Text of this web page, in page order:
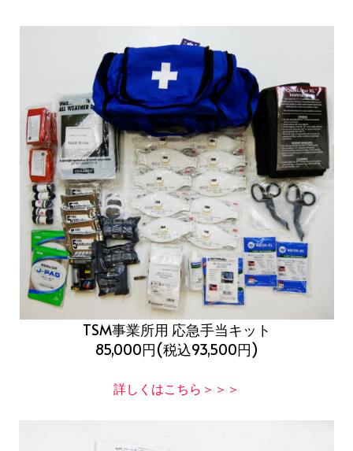
TSM事業所用 応急手当キット
85,000円(税込93,500円)
詳しくはこちら＞＞＞